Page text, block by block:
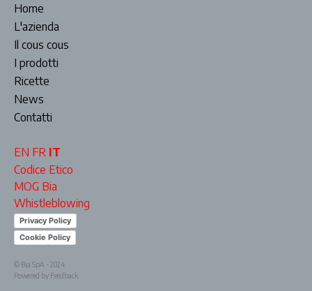
Home
L'azienda
Il cous cous
I prodotti
Ricette
News
Contatti
EN FR IT
Codice Etico
MOG Bia
Whistleblowing
Privacy Policy
Cookie Policy
© Bia SpA - 2024
Powered by Feedback